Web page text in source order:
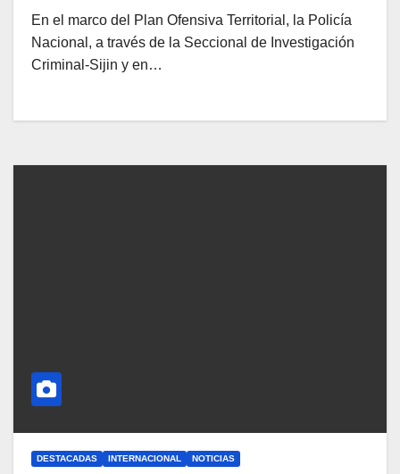
En el marco del Plan Ofensiva Territorial, la Policía
Nacional, a través de la Seccional de Investigación
Criminal-Sijin y en…
DESTACADAS INTERNACIONAL NOTICIAS